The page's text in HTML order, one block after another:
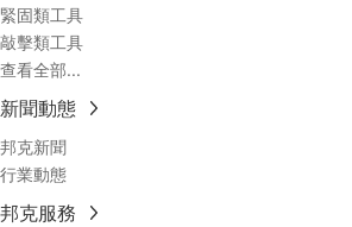
緊固類工具
敲擊類工具
查看全部...
新聞動態
邦克新聞
行業動態
邦克服務